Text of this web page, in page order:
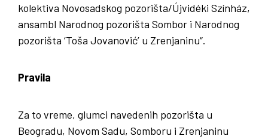
kolektiva Novosadskog pozorišta/Újvidéki Színház,
ansambl Narodnog pozorišta Sombor i Narodnog
pozorišta ‘Toša Jovanović’ u Zrenjaninu“.
Pravila
Za to vreme, glumci navedenih pozorišta u
Beogradu, Novom Sadu, Somboru i Zrenjaninu